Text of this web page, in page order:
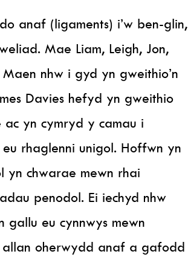
anaf (ligaments) i’w ben-glin,
Mae Liam, Leigh, Jon,
nhw i gyd yn gweithio’n
Davies hefyd yn gweithio
yn cymryd y camau i
rhaglenni unigol. Hoffwn yn
chwarae mewn rhai
penodol. Ei iechyd nhw
eu cynnwys mewn
oherwydd anaf a gafodd